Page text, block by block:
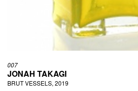
007
JONAH TAKAGI
BRUT VESSELS, 2019